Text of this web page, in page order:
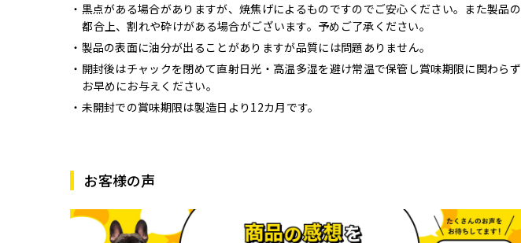
黒点がある場合がありますが、焼焦げによるものですのでご安心ください。また製品の
都合上、割れや砕けがある場合がございます。予めご了承ください。
製品の表面に油分が出ることがありますが品質には問題ありません。
開封後はチャックを閉めて直射日光・高温多湿を避け常温で保管し賞味期限に関わらず
お早めにお与えください。
未開封での賞味期限は製造日より12カ月です。
お客様の声